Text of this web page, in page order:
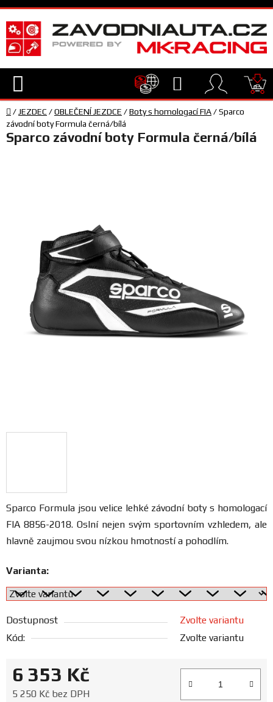
Přejít
na
obsah
Hledat
TECHNIKA
SERVIS
FANOUŠCI
Profil
firmy
Ceníky
a
katalogy
Domů
/ JEZDEC /OBLEČENÍ JEZDCE /Boty s homologací FIA/Sparco
závodní boty Formula černá/bílá
Sparco Formula jsou velice lehké závodní boty s homologací
FIA 8856-2018. Oslní nejen svým sportovním vzhledem, ale
hlavně zaujmou svou nízkou hmotností a pohodlím.
Varianta:
Dostupnost
Zvolte variantu
Kód:
Zvolte variantu
6 353 Kč
5 250 Kč bez DPH
Sparco závodní boty Formula černá/bílá